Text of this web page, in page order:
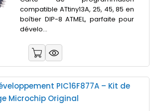
compatible ATtiny13A, 25, 45, 85 en
boîtier DIP-8 ATMEL, parfaite pour
dévelo...
PIC16F877A – Kit de
Microchip Original